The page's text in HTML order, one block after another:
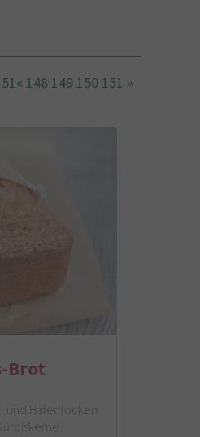
« 148 149 150 151 »
Brot
Haferflocken